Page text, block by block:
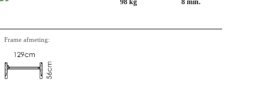
98 kg 8 min.
Frame afmeting: